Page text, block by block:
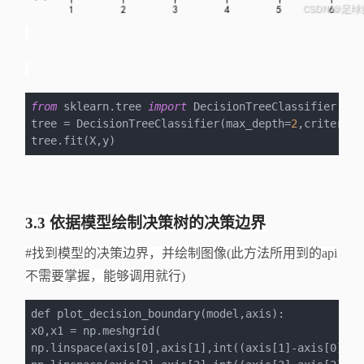
from sklearn.tree import DecisionTreeClassifier
tree = DecisionTreeClassifier(max_depth=2
tree.fit(X,y)
3.3 依据模型绘制决策树的决策边界
#找到模型的决策边界，并绘制图像(此方法所用到的api
不需要掌握，能够调用就行)
def plot_decision_boundary(model,axis):
x0,x1 = np.meshgrid(
np.linspace(axis[0],axis[1],int((axis[1]-